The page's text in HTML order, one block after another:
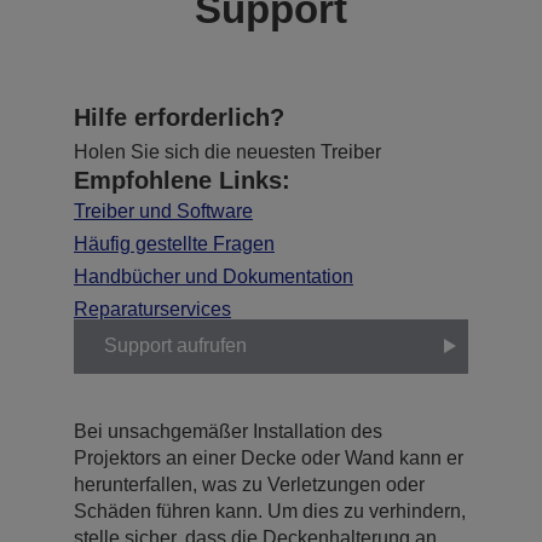
Hilfe erforderlich?
Holen Sie sich die neuesten Treiber
Empfohlene Links:
Treiber und Software
Häufig gestellte Fragen
Handbücher und Dokumentation
Reparaturservices
Support aufrufen
Bei unsachgemäßer Installation des
Projektors an einer Decke oder Wand kann er
herunterfallen, was zu Verletzungen oder
Schäden führen kann. Um dies zu verhindern,
stelle sicher, dass die Deckenhalterung an